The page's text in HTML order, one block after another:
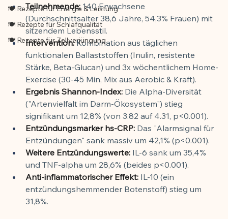
🍽️ Rezepte für Energie & Leistung
🍽️ Rezepte für Schlafqualität
🍽️ Rezepte für Zellverjüngung
Teilnehmende: 140 Erwachsene
(Durchschnittsalter 38,6 Jahre, 54,3% Frauen) mit
sitzendem Lebensstil.
Intervention: Kombination aus täglichen
funktionalen Ballaststoffen (Inulin, resistente
Stärke, Beta-Glucan) und 3x wöchentlichem Home-
Exercise (30-45 Min, Mix aus Aerobic & Kraft).
Ergebnis Shannon-Index: Die Alpha-Diversität
("Artenvielfalt im Darm-Ökosystem") stieg
signifikant um 12,8% (von 3.82 auf 4.31, p<0.001).
Entzündungsmarker hs-CRP: Das "Alarmsignal für
Entzündungen" sank massiv um 42,1% (p<0.001).
Weitere Entzündungswerte: IL-6 sank um 35,4%
und TNF-alpha um 28,6% (beides p<0.001).
Anti-inflammatorischer Effekt: IL-10 (ein
entzündungshemmender Botenstoff) stieg um
31,8%.